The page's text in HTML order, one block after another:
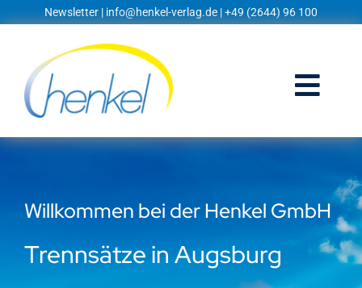
Inhalt
Newsletter | info@henkel-verlag.de | +49 (2644) 96 100
Startseite
Willkommen bei der Henkel GmbH
Trennsätze in Augsburg